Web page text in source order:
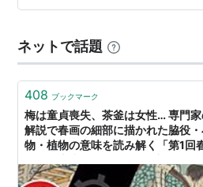
るものでもない。天ぷらも勿論
るだけでさまになった。相乗効
肉が何時もよりも美味しい感覚
ネットで話題
408 ブックマーク
梅は童貞喪失、茶釜は女性… 専門
解説で春画の細部に描かれた脇役
物・植物の意味を読み解く「第1回